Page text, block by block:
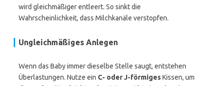
wird gleichmäßiger entleert. So sinkt die
Wahrscheinlichkeit, dass Milchkanäle verstopfen.
Ungleichmäßiges Anlegen
Wenn das Baby immer dieselbe Stelle saugt, entstehen
Überlastungen. Nutze ein C- oder J-förmigesKissen, um